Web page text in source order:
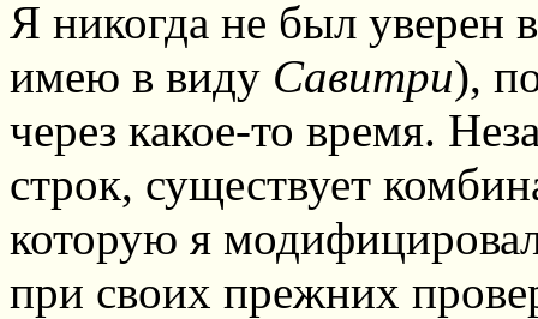
Я никогда не был уверен
имею в виду Савитри),
через какое-то время.
строк, существует
которую я
при своих прежних